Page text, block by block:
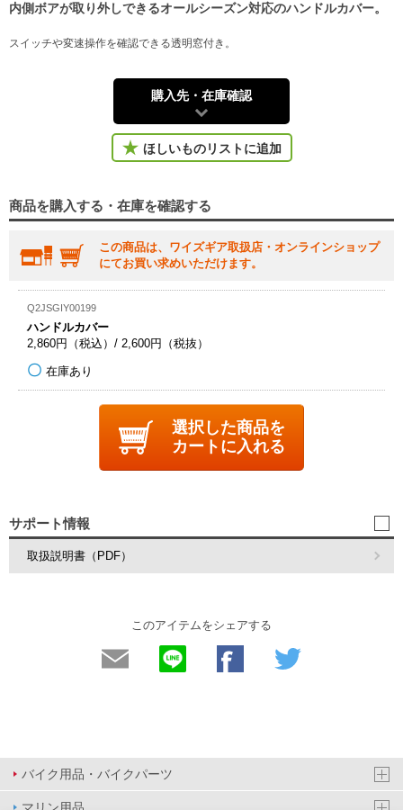
内側ボアが取り外しできるオールシーズン対応のハンドルカバー。
スイッチや変速操作を確認できる透明窓付き。
購入先・在庫確認
ほしいものリストに追加
商品を購入する・在庫を確認する
この商品は、ワイズギア取扱店・オンラインショップ
にてお買い求めいただけます。
Q2JSGIY00199
ハンドルカバー
2,860円（税込）/ 2,600円（税抜）
在庫あり
選択した商品を
カートに入れる
サポート情報
取扱説明書（PDF）
このアイテムをシェアする
バイク用品・バイクパーツ